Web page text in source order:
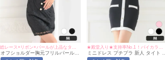
オフショルダー胸元フリルパールボ
タンレースプチプラタイトミニドレ
ミニドレス プチプラ 新人 タイト ニ
ット 半袖 胸元隠し 黒 バイカラーフ